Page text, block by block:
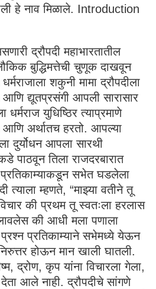
हे नाव मिळाले. Introduction
द्रौपदी महाभारतातील
बुद्धिमत्तेची चुणूक दाखवून
शकुनी मामा द्रौपदीला
द्यूतप्रसंगी आपली सारासार
युधिष्ठिर त्याप्रमाणे
आणि अर्थातच हरतो. आपल्या
दुर्योधन आपला सारथी
पाठवून तिला राजदरबारात
सभेत घडलेला
त्याला म्हणते, “माझ्या वतीने तू
की प्रथम तू स्वतःला हरलास
की आधी मला पणाला
प्रश्न प्रतिकाम्याने सभेमध्ये येऊन
होऊन मान खाली घातली.
द्रोण, कृप यांना विचारला गेला,
देता आले नाही. द्रौपदीचे सांगणे